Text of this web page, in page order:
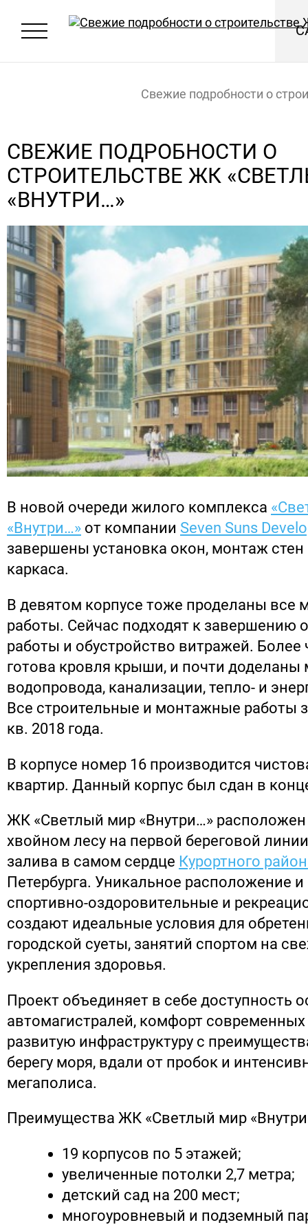
Свежие подробности о
СВЕЖИЕ ПОДРОБНОСТИ О
СТРОИТЕЛЬСТВЕ ЖК
«ВНУТРИ…»
В новой очереди жилого комплекса
«Внутри…» от компании Seven Suns
завершены установка окон, монтаж
каркаса.
В девятом корпусе тоже проделаны все
работы. Сейчас подходят к завершению
работы и обустройство витражей.
готова кровля крыши, и почти
водопровода, канализации, тепло- и
Все строительные и монтажные работы
кв. 2018 года.
В корпусе номер 16 производится
квартир. Данный корпус был сдан в
ЖК «Светлый мир «Внутри…»
хвойном лесу на первой береговой
залива в самом сердце Курортного
Петербурга. Уникальное расположение
спортивно-оздоровительные и
создают идеальные условия для
городской суеты, занятий спортом на
укрепления здоровья.
Проект объединяет в себе доступность
автомагистралей, комфорт
развитую инфраструктуру с
берегу моря, вдали от пробок и
мегаполиса.
Преимущества ЖК «Светлый мир
19 корпусов по 5 этажей;
увеличенные потолки 2,7 метра;
детский сад на 200 мест;
многоуровневый и подземный